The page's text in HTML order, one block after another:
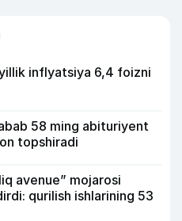
inflyatsiya 6,4 foizni
58 ming abituriyent
topshiradi
avenue” mojarosi
qurilish ishlarining 53